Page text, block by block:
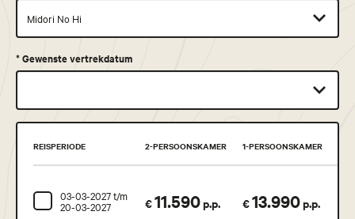
*Gewenste vertrekdatum
REISPERIODE 2-PERSOONSKAMER 1-PERSOONSKAMER
03-03-2027 t/m
20-03-2027 €11.590p.p. €13.990p.p.